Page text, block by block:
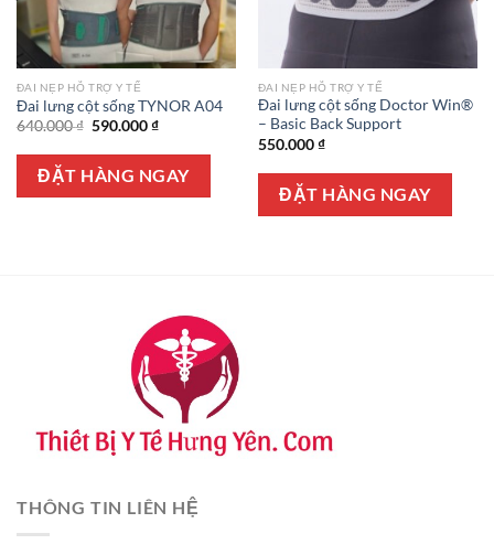
ĐAI NẸP HỖ TRỢ Y TẾ
Đai lưng cột sống TYNOR A04
640.000₫ Giá
là:
640.000 ₫.
590.000₫Giá
tại
là:
590.000 ₫.
ĐẶT HÀNG NGAY
ĐAI NẸP HỖ TRỢ Y TẾ
Đai lưng cột sống Doctor Win®
– Basic Back Support
550.000₫
ĐẶT HÀNG NGAY
₫.
THÔNG TIN LIÊN HỆ